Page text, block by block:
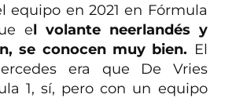
equipo en 2021 en Fórmula
el volante neerlandés y
se conocen muy bien. El
era que De Vries
1, sí, pero con un equipo